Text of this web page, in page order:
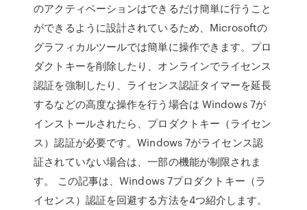
のアクティベーションはできるだけ簡単に行うこと
ができるように設計されているため、Microsoftの
グラフィカルツールでは簡単に操作できます。プロ
ダクトキーを削除したり、オンラインでライセンス
認証を強制したり、ライセンス認証タイマーを延長
するなどの高度な操作を行う場合は Windows 7が
インストールされたら、プロダクトキー（ライセン
ス）認証が必要です。Windows 7がライセンス認
証されていない場合は、一部の機能が制限されま
す。 この記事は、Windows 7プロダクトキー（ラ
イセンス）認証を回避する方法を4つ紹介します。